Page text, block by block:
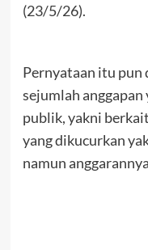
(23/5/26).
Pernyataan itu pun
sejumlah
publik, yakni
yang dikucurkan
namun